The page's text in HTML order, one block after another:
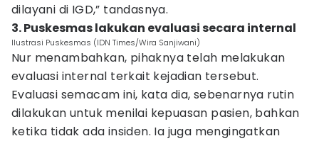
dilayani di IGD,” tandasnya.
3. Puskesmas lakukan evaluasi secara internal
Ilustrasi Puskesmas (IDN Times/Wira Sanjiwani)
Nur menambahkan, pihaknya telah melakukan
evaluasi internal terkait kejadian tersebut.
Evaluasi semacam ini, kata dia, sebenarnya rutin
dilakukan untuk menilai kepuasan pasien, bahkan
ketika tidak ada insiden. Ia juga mengingatkan